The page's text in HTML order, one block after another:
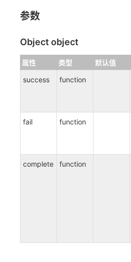
参数
Object object
属性 类型 默认值
success
function
fail function
complete function